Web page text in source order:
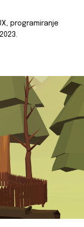
programiranje